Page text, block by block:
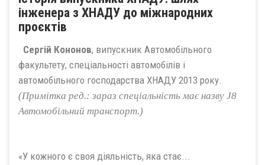
інженера з ХНАДУ до міжнародних
проєктів
Сергій Кононов, випускник Автомобільного
факультету, спеціальності автомобілів і
автомобільного господарства ХНАДУ 2013 року.
(Примітка ред.: зараз спеціальність має назву J8
Автомобільний транспорт.)
«У кожного є своя діяльність, яка стає...